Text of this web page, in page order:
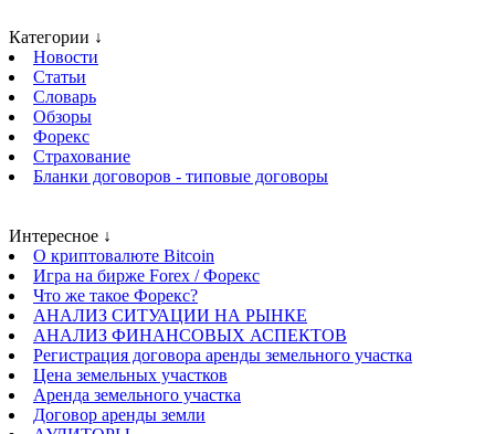
Категории ↓
Новости
Статьи
Словарь
Обзоры
Форекс
Страхование
Бланки договоров - типовые договоры
Интересное ↓
О криптовалюте Bitcoin
Игра на бирже Forex / Форекс
Что же такое Форекс?
АНАЛИЗ СИТУАЦИИ НА РЫНКЕ
АНАЛИЗ ФИНАНСОВЫХ АСПЕКТОВ
Регистрация договора аренды земельного участка
Цена земельных участков
Аренда земельного участка
Договор аренды земли